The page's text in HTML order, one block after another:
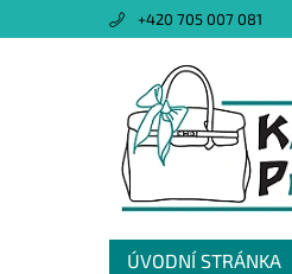
+420 705 007 081
ÚVODNÍ STRÁNKA